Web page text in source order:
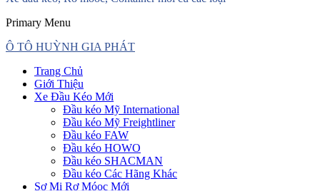
Primary Menu
Ô TÔ HUỲNH GIA PHÁT
Trang Chủ
Giới Thiệu
Xe Đầu Kéo Mới
Đầu kéo Mỹ International
Đầu kéo Mỹ Freightliner
Đầu kéo FAW
Đầu kéo HOWO
Đầu kéo SHACMAN
Đầu kéo Các Hãng Khác
Sơ Mi Rơ Móoc Mới